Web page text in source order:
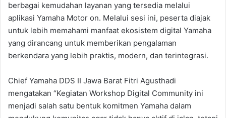
berbagai kemudahan layanan yang tersedia melalui
aplikasi Yamaha Motor on. Melalui sesi ini, peserta diajak
untuk lebih memahami manfaat ekosistem digital Yamaha
yang dirancang untuk memberikan pengalaman
berkendara yang lebih praktis, modern, dan terintegrasi.
Chief Yamaha DDS II Jawa Barat Fitri Agusthadi
mengatakan “Kegiatan Workshop Digital Community ini
menjadi salah satu bentuk komitmen Yamaha dalam